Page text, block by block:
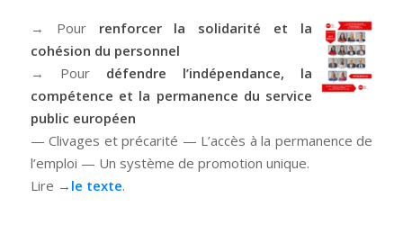
→ Pourrenforcer la solidarité et la
cohésion du personnel
→ Pour défendre l’indépendance, la
compétence et la permanence du service
public européen
— Clivages et précarité — L’accès à la permanence de
l’emploi — Un système de promotion unique.
Lire → le texte.